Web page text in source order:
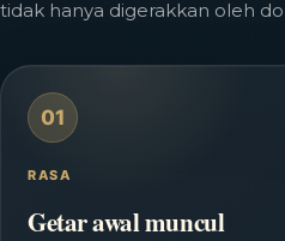
tidak hanya digerakkan oleh
01
RASA
Getar awal muncul